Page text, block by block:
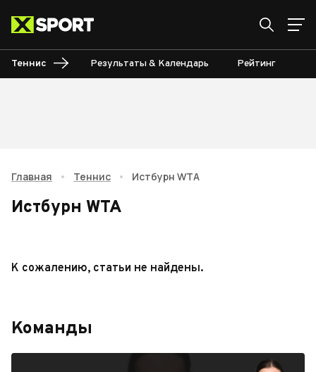
Теннис Результаты & Календарь Рейтинг
Главная • Теннис • Истбурн WTA
Истбурн WTA
К сожалению, статьи не найдены.
Команды